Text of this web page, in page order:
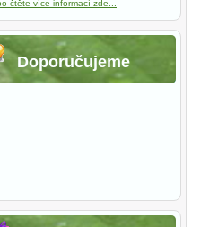
čtěte více informací zde...
Doporučujeme